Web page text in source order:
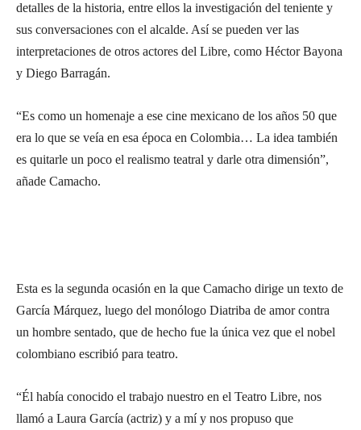
detalles de la historia, entre ellos la investigación del teniente y
sus conversaciones con el alcalde. Así se pueden ver las
interpretaciones de otros actores del Libre, como Héctor Bayona
y Diego Barragán.
“Es como un homenaje a ese cine mexicano de los años 50 que
era lo que se veía en esa época en Colombia… La idea también
es quitarle un poco el realismo teatral y darle otra dimensión”,
añade Camacho.
Esta es la segunda ocasión en la que Camacho dirige un texto de
García Márquez, luego del monólogo Diatriba de amor contra
un hombre sentado, que de hecho fue la única vez que el nobel
colombiano escribió para teatro.
“Él había conocido el trabajo nuestro en el Teatro Libre, nos
llamó a Laura García (actriz) y a mí y nos propuso que